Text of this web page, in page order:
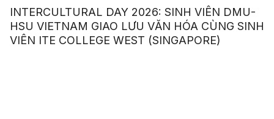
INTERCULTURAL DAY 2026: SINH VIÊN DMU-
HSU VIETNAM GIAO LƯU VĂN HÓA CÙNG SINH
VIÊN ITE COLLEGE WEST (SINGAPORE)